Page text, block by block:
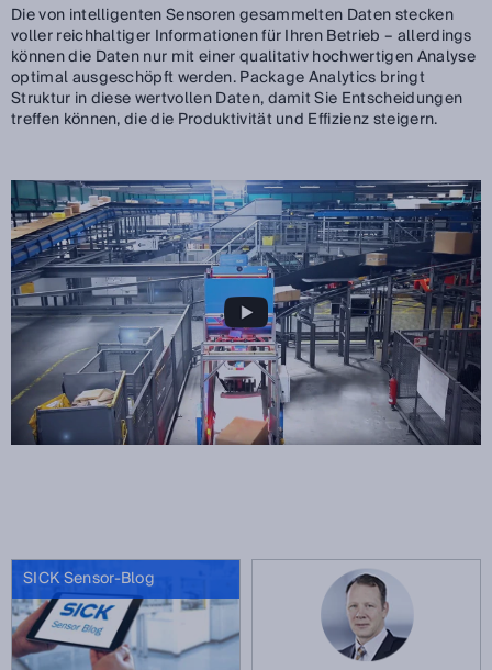
Die von intelligenten Sensoren gesammelten Daten stecken
voller reichhaltiger Informationen für Ihren Betrieb – allerdings
können die Daten nur mit einer qualitativ hochwertigen Analyse
optimal ausgeschöpft werden. Package Analytics bringt
Struktur in diese wertvollen Daten, damit Sie Entscheidungen
treffen können, die die Produktivität und Effizienz steigern.
SICK Sensor-Blog